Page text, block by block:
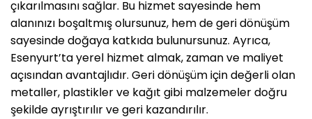
çıkarılmasını sağlar. Bu hizmet sayesinde hem
alanınızı boşaltmış olursunuz, hem de geri dönüşüm
sayesinde doğaya katkıda bulunursunuz. Ayrıca,
Esenyurt’ta yerel hizmet almak, zaman ve maliyet
açısından avantajlıdır. Geri dönüşüm için değerli olan
metaller, plastikler ve kağıt gibi malzemeler doğru
şekilde ayrıştırılır ve geri kazandırılır.